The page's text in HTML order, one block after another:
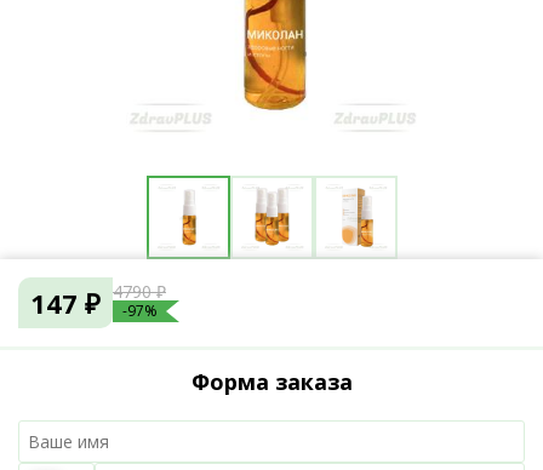
147 ₽ 4790 ₽
-97%
Форма заказа